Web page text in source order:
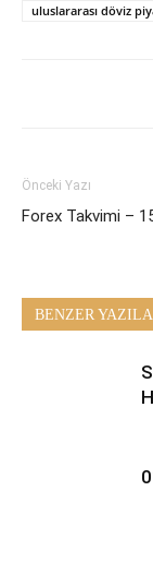
uluslararası döviz
Önceki Yazı
Forex Takvimi –
BENZER